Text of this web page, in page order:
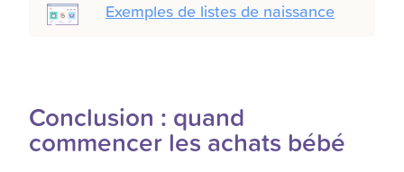
Exemples de listes de naissance
Conclusion : quand
commencer les achats bébé